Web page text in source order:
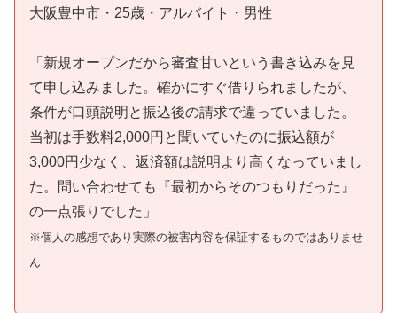
大阪豊中市・25歳・アルバイト・男性
「新規オープンだから審査甘いという書き込みを見
て申し込みました。確かにすぐ借りられましたが、
条件が口頭説明と振込後の請求で違っていました。
当初は手数料2,000円と聞いていたのに振込額が
3,000円少なく、返済額は説明より高くなっていまし
た。問い合わせても『最初からそのつもりだった』
の一点張りでした」
※個人の感想であり実際の被害内容を保証するものではありませ
ん